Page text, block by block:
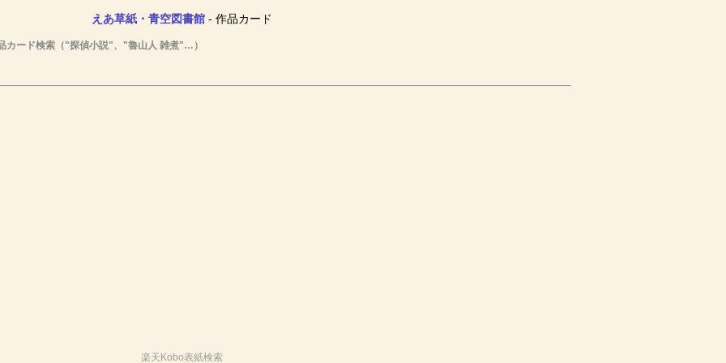
えあ草紙・青空図書館- 作品カード
カード検索（"探偵小説"、"魯山人 雑煮"…）
楽天Kobo表紙検索